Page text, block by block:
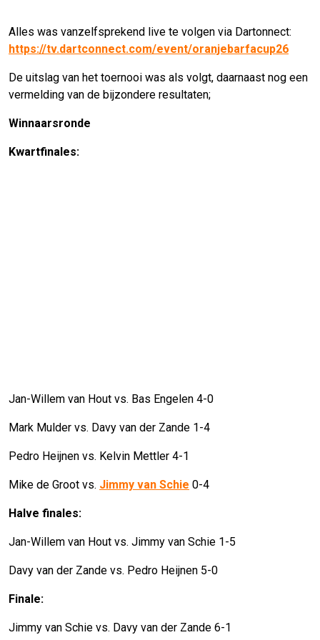
Alles was vanzelfsprekend live te volgen via Dartonnect:
https://tv.dartconnect.com/event/oranjebarfacup26
De uitslag van het toernooi was als volgt, daarnaast nog een
vermelding van de bijzondere resultaten;
Winnaarsronde
Kwartfinales:
Jan-Willem van Hout vs. Bas Engelen 4-0
Mark Mulder vs. Davy van der Zande 1-4
Pedro Heijnen vs. Kelvin Mettler 4-1
Mike de Groot vs. Jimmy van Schie 0-4
Halve finales:
Jan-Willem van Hout vs. Jimmy van Schie 1-5
Davy van der Zande vs. Pedro Heijnen 5-0
Finale:
Jimmy van Schie vs. Davy van der Zande 6-1